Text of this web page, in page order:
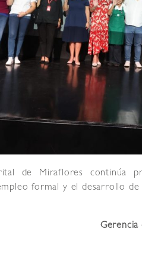
de Miraflores continúa
formal y el desarrollo
Gerencia